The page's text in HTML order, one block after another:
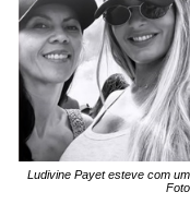
Ludivine Payet esteve com